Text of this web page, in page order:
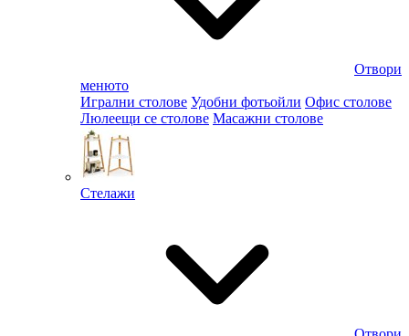
Отвори
менюто
Игрални столове Удобни фотьойли Офис столове
Люлеещи се столове Масажни столове
Стелажи